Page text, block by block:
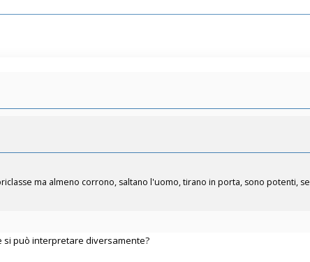
ma almeno corrono, saltano l'uomo, tirano in porta, sono potenti, se
si può interpretare diversamente?